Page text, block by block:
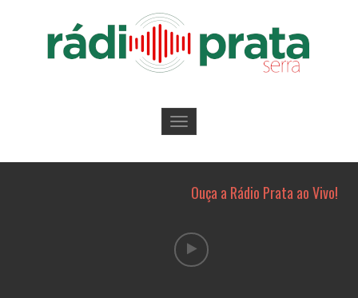
Toggle
navigation
Ouça a Rádio Prata ao Vivo!